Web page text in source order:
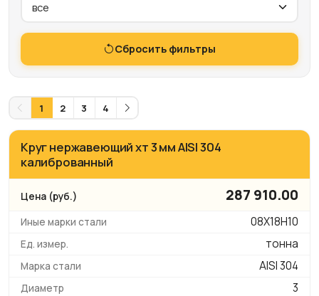
Сбросить фильтры
1 2 3 4
Круг нержавеющий хт 3 мм AISI 304
калиброванный
287 910.00
08Х18Н10
тонна
AISI 304
3